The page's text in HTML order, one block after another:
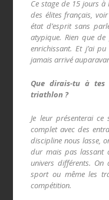
Ce stage de 15 jours à
des élites français,
état d’esprit sans
atypique. Rien que de
enrichissant. Et j’ai
jamais arrivé
Que dirais-tu à
triathlon ?
Je leur présenterai
complet avec des
discipline nous lasse,
dur mais pas lassant
univers différents. On
sport ou même les
compétition.